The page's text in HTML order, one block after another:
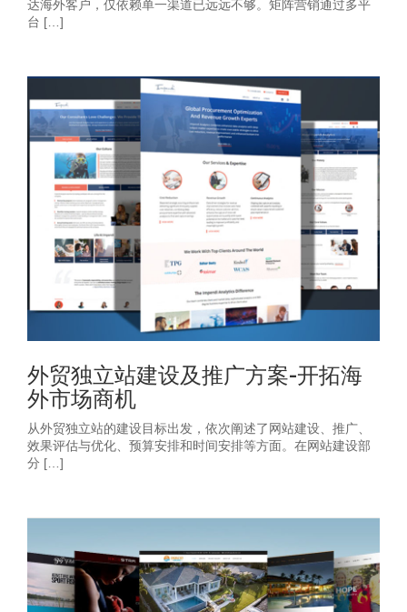
达海外客户，仅依赖单一渠道已远远不够。矩阵营销通过多平
台 […]
外贸独立站建设及推广方案-开拓海
外市场商机
从外贸独立站的建设目标出发，依次阐述了网站建设、推广、
效果评估与优化、预算安排和时间安排等方面。在网站建设部
分 […]